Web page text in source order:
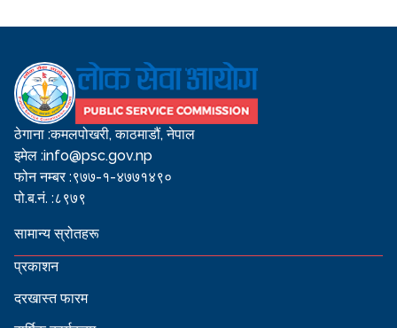
ठेगाना :कमलपोखरी, काठमाडौं, नेपाल
इमेल :info@psc.gov.np
फोन नम्बर :९७७-१-४७७१४९०
पो.ब.नं. :८९७९
सामान्य स्रोतहरू
प्रकाशन
दरखास्त फारम